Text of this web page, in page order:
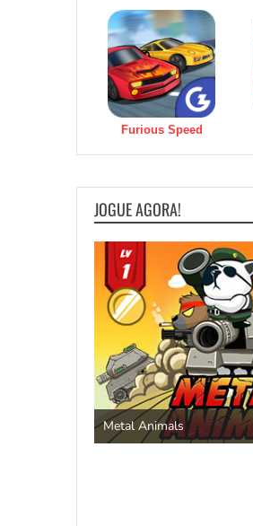
Furious Speed
JOGUE AGORA!
Metal Animals